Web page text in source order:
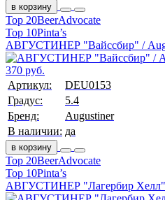
в корзину
Top 20BeerAdvocate
Top 10Pinta’s
АВГУСТИНЕР "Вайссбир" /
370 руб.
Артикул:
DEU0153
Градус:
5.4
Бренд:
Augustiner
В наличии: да
в корзину
Top 20BeerAdvocate
Top 10Pinta’s
АВГУСТИНЕР "Лагербир Хелл" /